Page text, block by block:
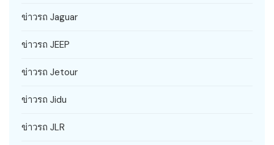
ข่าวรถ Jaguar
ข่าวรถ JEEP
ข่าวรถ Jetour
ข่าวรถ Jidu
ข่าวรถ JLR